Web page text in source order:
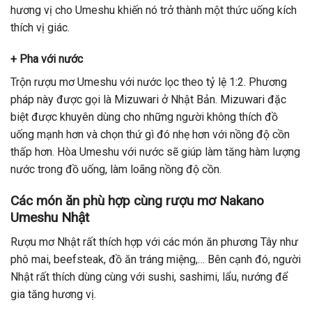
hương vị cho Umeshu khiến nó trở thành một thức uống kích
thích vị giác.
+ Pha với nước
Trộn rượu mơ Umeshu với nước lọc theo tỷ lệ 1:2. Phương
pháp này được gọi là Mizuwari ở Nhật Bản. Mizuwari đặc
biệt được khuyên dùng cho những người không thích đồ
uống mạnh hơn và chọn thứ gì đó nhẹ hơn với nồng độ cồn
thấp hơn. Hòa Umeshu với nước sẽ giúp làm tăng hàm lượng
nước trong đồ uống, làm loãng nồng độ cồn.
Các món ăn phù hợp cùng rượu mơ Nakano
Umeshu Nhật
Rượu mơ Nhật rất thích hợp với các món ăn phương Tây như
phô mai, beefsteak, đồ ăn tráng miệng,… Bên cạnh đó, người
Nhật rất thích dùng cùng với sushi, sashimi, lẩu, nướng để
gia tăng hương vị.